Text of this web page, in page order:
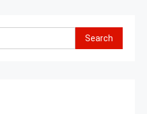
Search
for: